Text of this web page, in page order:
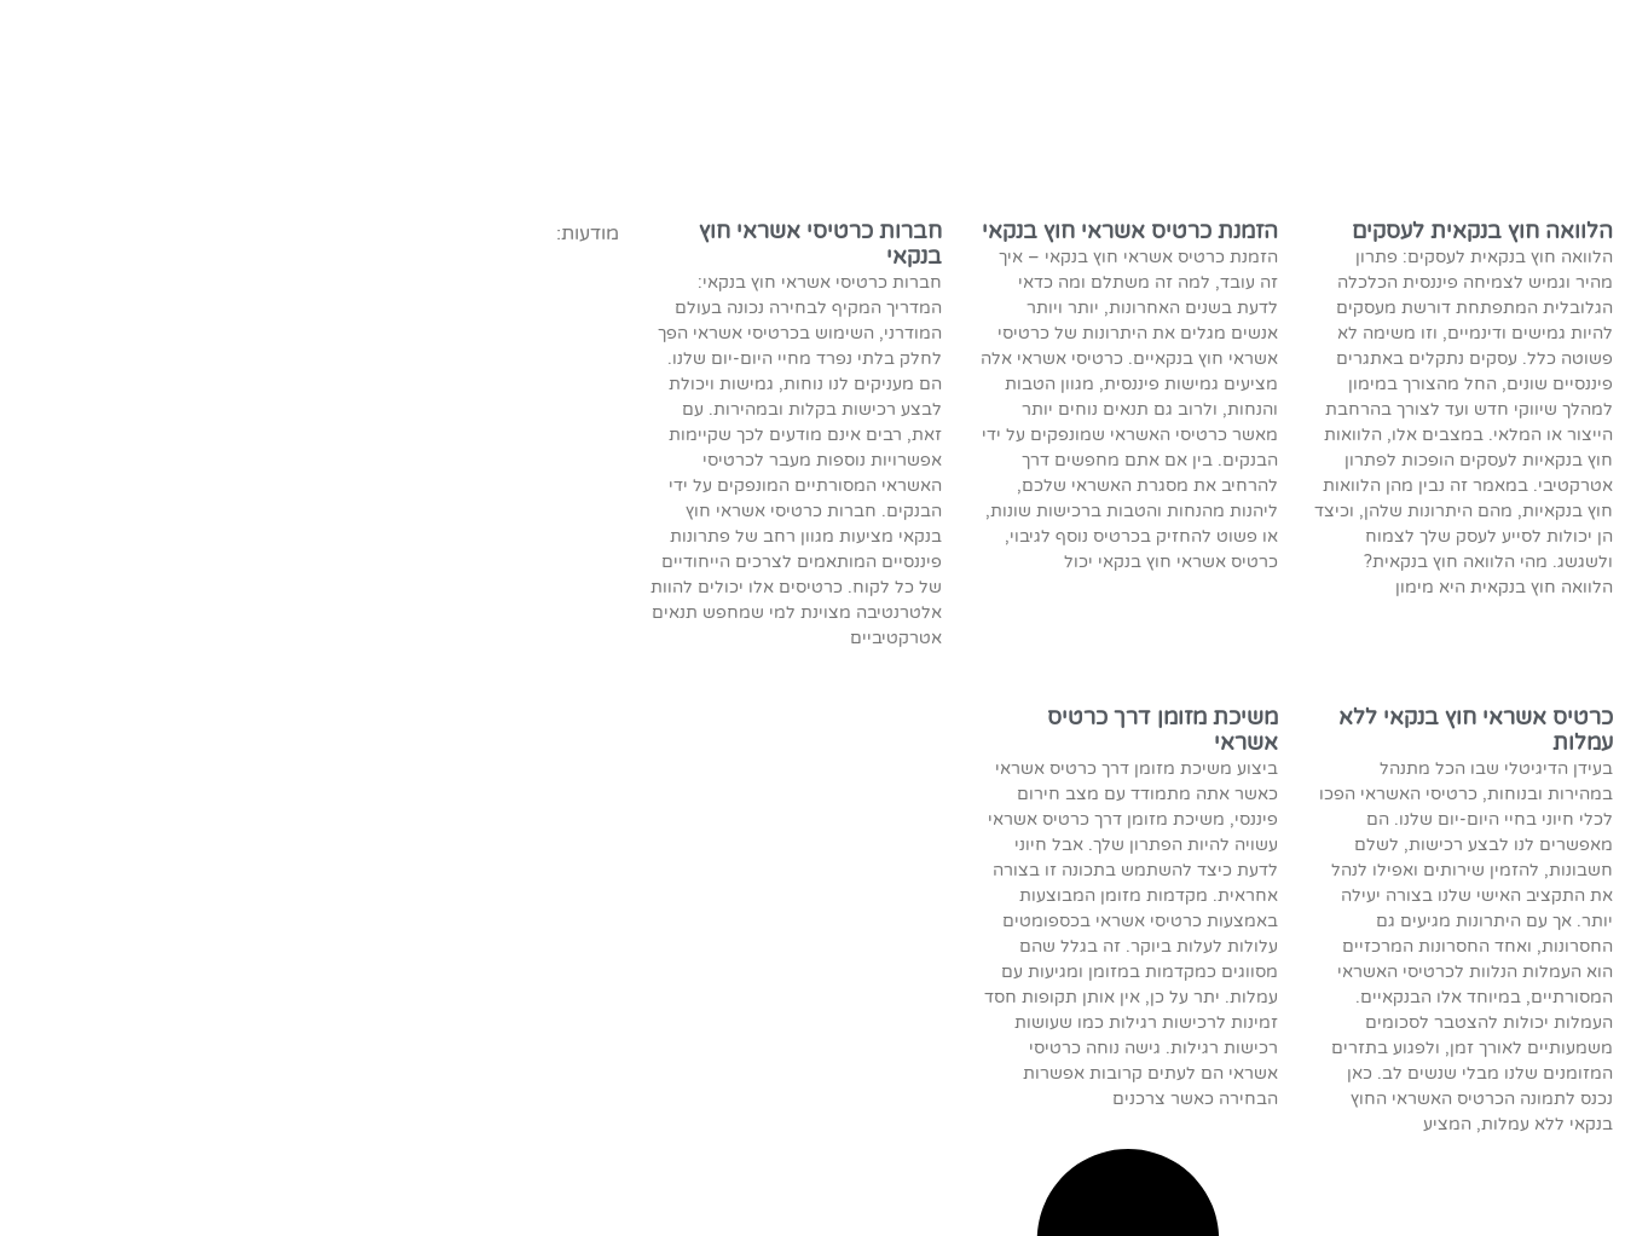
הלוואה חוץ בנקאית לעסקים
הלוואה חוץ בנקאית לעסקים: פתרון
מהיר וגמיש לצמיחה פיננסית הכלכלה
הגלובלית המתפתחת דורשת מעסקים
להיות גמישים ודינמיים, וזו משימה לא
פשוטה כלל. עסקים נתקלים באתגרים
פיננסיים שונים, החל מהצורך במימון
למהלך שיווקי חדש ועד לצורך בהרחבת
הייצור או המלאי. במצבים אלו, הלוואות
חוץ בנקאיות לעסקים הופכות לפתרון
אטרקטיבי. במאמר זה נבין מהן הלוואות
חוץ בנקאיות, מהם היתרונות שלהן, וכיצד
הן יכולות לסייע לעסק שלך לצמוח
ולשגשג. מהי הלוואה חוץ בנקאית?
הלוואה חוץ בנקאית היא מימון
הזמנת כרטיס אשראי חוץ בנקאי
הזמנת כרטיס אשראי חוץ בנקאי – איך
זה עובד, למה זה משתלם ומה כדאי
לדעת בשנים האחרונות, יותר ויותר
אנשים מגלים את היתרונות של כרטיסי
אשראי חוץ בנקאיים. כרטיסי אשראי אלה
מציעים גמישות פיננסית, מגוון הטבות
והנחות, ולרוב גם תנאים נוחים יותר
מאשר כרטיסי האשראי שמונפקים על ידי
הבנקים. בין אם אתם מחפשים דרך
להרחיב את מסגרת האשראי שלכם,
ליהנות מהנחות והטבות ברכישות שונות,
או פשוט להחזיק בכרטיס נוסף לגיבוי,
כרטיס אשראי חוץ בנקאי יכול
חברות כרטיסי אשראי חוץ
בנקאי
חברות כרטיסי אשראי חוץ בנקאי:
המדריך המקיף לבחירה נכונה בעולם
המודרני, השימוש בכרטיסי אשראי הפך
לחלק בלתי נפרד מחיי היום-יום שלנו.
הם מעניקים לנו נוחות, גמישות ויכולת
לבצע רכישות בקלות ובמהירות. עם
זאת, רבים אינם מודעים לכך שקיימות
אפשרויות נוספות מעבר לכרטיסי
האשראי המסורתיים המונפקים על ידי
הבנקים. חברות כרטיסי אשראי חוץ
בנקאי מציעות מגוון רחב של פתרונות
פיננסיים המותאמים לצרכים הייחודיים
של כל לקוח. כרטיסים אלו יכולים להוות
אלטרנטיבה מצוינת למי שמחפש תנאים
אטרקטיביים
כרטיס אשראי חוץ בנקאי ללא
עמלות
בעידן הדיגיטלי שבו הכל מתנהל
במהירות ובנוחות, כרטיסי האשראי הפכו
לכלי חיוני בחיי היום-יום שלנו. הם
מאפשרים לנו לבצע רכישות, לשלם
חשבונות, להזמין שירותים ואפילו לנהל
את התקציב האישי שלנו בצורה יעילה
יותר. אך עם היתרונות מגיעים גם
החסרונות, ואחד החסרונות המרכזיים
הוא העמלות הנלוות לכרטיסי האשראי
המסורתיים, במיוחד אלו הבנקאיים.
העמלות יכולות להצטבר לסכומים
משמעותיים לאורך זמן, ולפגוע בתזרים
המזומנים שלנו מבלי שנשים לב. כאן
נכנס לתמונה הכרטיס האשראי החוץ
בנקאי ללא עמלות, המציע
משיכת מזומן דרך כרטיס
אשראי
ביצוע משיכת מזומן דרך כרטיס אשראי
כאשר אתה מתמודד עם מצב חירום
פיננסי, משיכת מזומן דרך כרטיס אשראי
עשויה להיות הפתרון שלך. אבל חיוני
לדעת כיצד להשתמש בתכונה זו בצורה
אחראית. מקדמות מזומן המבוצעות
באמצעות כרטיסי אשראי בכספומטים
עלולות לעלות ביוקר. זה בגלל שהם
מסווגים כמקדמות במזומן ומגיעות עם
עמלות. יתר על כן, אין אותן תקופות חסד
זמינות לרכישות רגילות כמו שעושות
רכישות רגילות. גישה נוחה כרטיסי
אשראי הם לעתים קרובות אפשרות
הבחירה כאשר צרכנים
מודעות: